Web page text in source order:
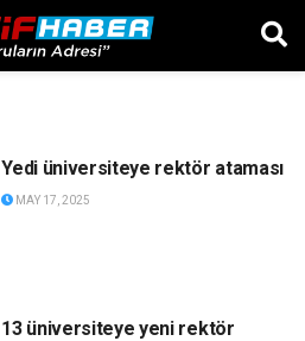
Yedi üniversiteye rektör ataması
MAY 17, 2025
13 üniversiteye yeni rektör